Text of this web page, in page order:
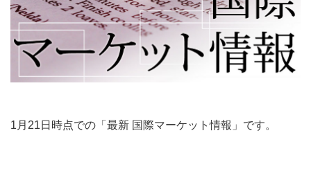
1月21日時点での「最新 国際マーケット情報」です。